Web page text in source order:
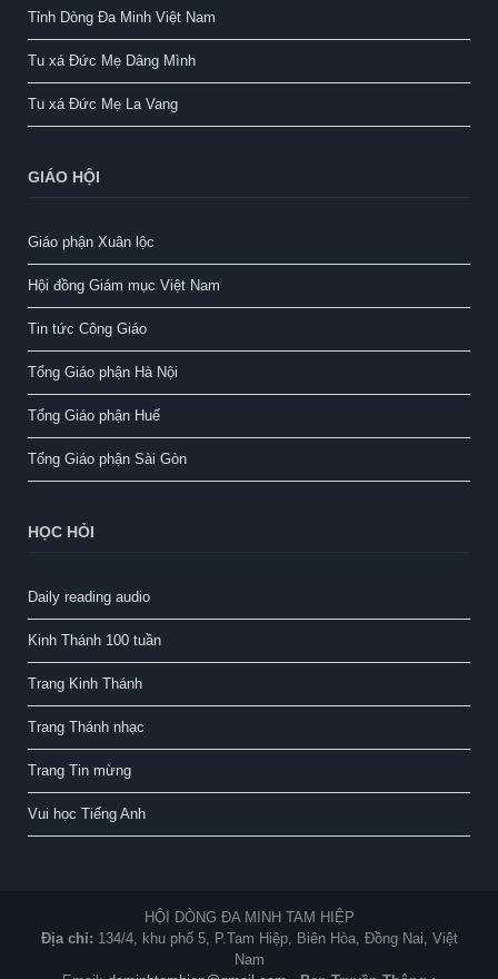
Tỉnh Dòng Đa Minh Việt Nam
Tu xá Đức Mẹ Dâng Mình
Tu xá Đức Mẹ La Vang
GIÁO HỘI
Giáo phận Xuân lộc
Hội đồng Giám mục Việt Nam
Tin tức Công Giáo
Tổng Giáo phận Hà Nội
Tổng Giáo phận Huế
Tổng Giáo phận Sài Gòn
HỌC HỎI
Daily reading audio
Kinh Thánh 100 tuần
Trang Kinh Thánh
Trang Thánh nhạc
Trang Tin mừng
Vui học Tiếng Anh
HỘI DÒNG ĐA MINH TAM HIỆP
Địa chỉ: 134/4, khu phố 5, P.Tam Hiệp, Biên Hòa, Đồng Nai, Việt
Nam